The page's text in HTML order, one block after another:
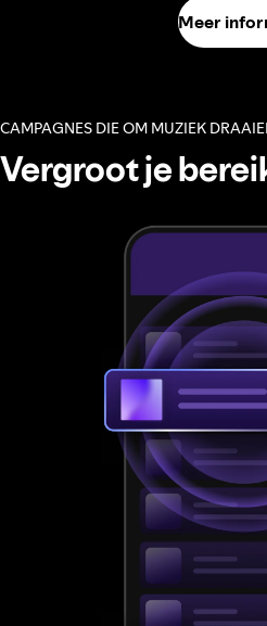
Meer
CAMPAGNES DIE OM MUZIEK
Vergroot je